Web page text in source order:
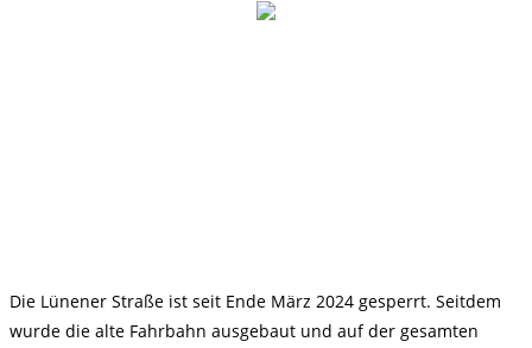
Die Lünener Straße ist seit Ende März 2024 gesperrt. Seitdem
wurde die alte Fahrbahn ausgebaut und auf der gesamten